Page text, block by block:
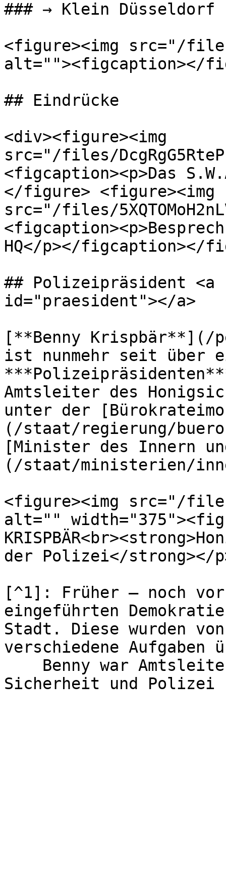
### → Klein Düsseldorf
<figure><img src="/files/
alt=""><figcaption></
## Eindrücke
<div><figure><img
src="/files/
<figcaption><p>Das
</figure> <figure><img
src="/files/
HQ</p></figcaption></
## Polizeipräsident <a
id="praesident"></a>
[**Benny Krispbär**](/
ist nunmehr seit über
Amtsleiter des
unter der
(/staat/regierung/
[Minister des Innern
(/staat/ministerien/
<figure><img src="/
alt=""
der Polizei</strong></
[^1]: Früher – noch
eingeführten
Stadt. Diese wurden
verschiedene Aufgaben